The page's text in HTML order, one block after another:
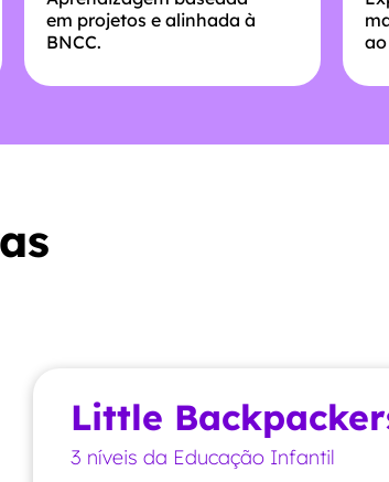
em projetos e alinhada à
BNCC.
Little
3 níveis da Educação Infantil